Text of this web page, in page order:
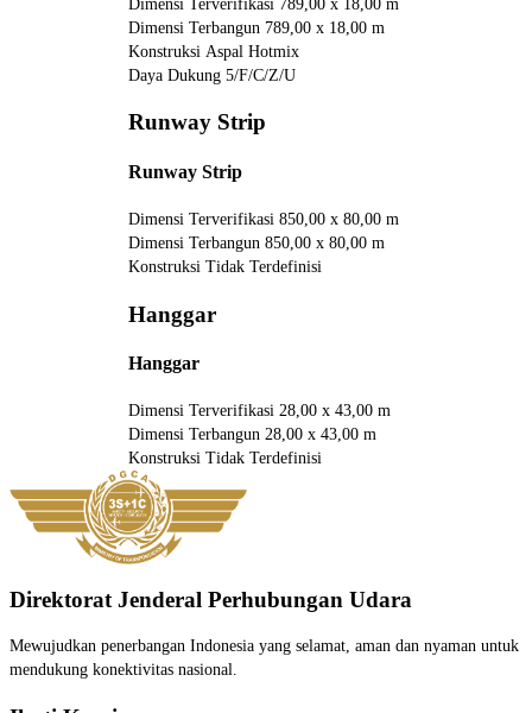
Dimensi Terverifikasi 789,00 x 18,00 m
Dimensi Terbangun 789,00 x 18,00 m
Konstruksi Aspal Hotmix
Daya Dukung 5/F/C/Z/U
Runway Strip
Runway Strip
Dimensi Terverifikasi 850,00 x 80,00 m
Dimensi Terbangun 850,00 x 80,00 m
Konstruksi Tidak Terdefinisi
Hanggar
Hanggar
Dimensi Terverifikasi 28,00 x 43,00 m
Dimensi Terbangun 28,00 x 43,00 m
Konstruksi Tidak Terdefinisi
Direktorat Jenderal Perhubungan Udara
Mewujudkan penerbangan Indonesia yang selamat, aman dan nyaman untuk
mendukung konektivitas nasional.